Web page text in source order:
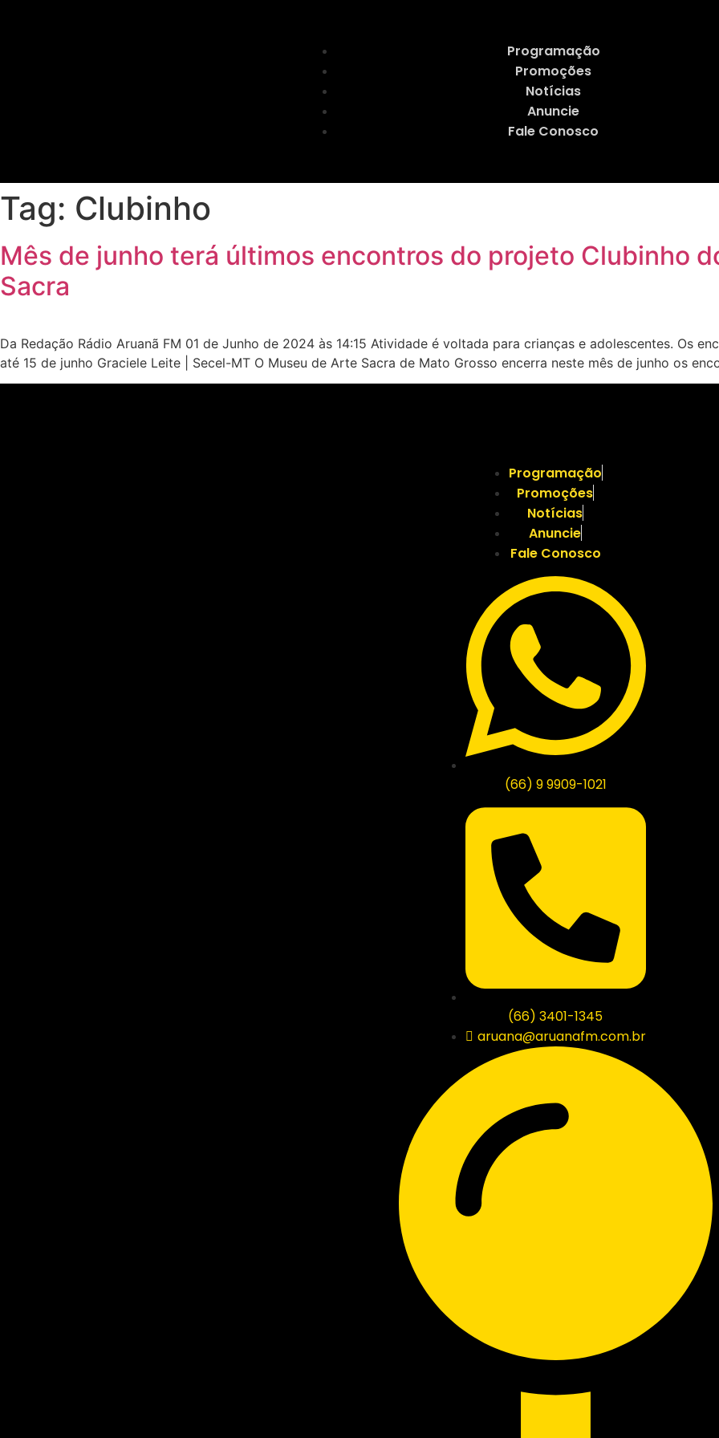
Programação
Promoções
Notícias
Anuncie
Fale Conosco
Tag: Clubinho
Mês de junho terá últimos encontros do projeto Clubinho
Sacra
Da Redação Rádio Aruanã FM 01 de Junho de 2024 às 14:15 Atividade é voltada para crianças e adolescentes. Os
até 15 de junho Graciele Leite | Secel-MT O Museu de Arte Sacra de Mato Grosso encerra neste mês de junho os
Programação
Promoções
Notícias
Anuncie
Fale Conosco
(66) 9 9909-1021
(66) 3401-1345
aruana@aruanafm.com.br